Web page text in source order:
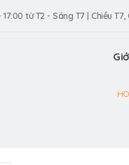
17:00 từ T2 - Sáng T7 | Chiều T7,